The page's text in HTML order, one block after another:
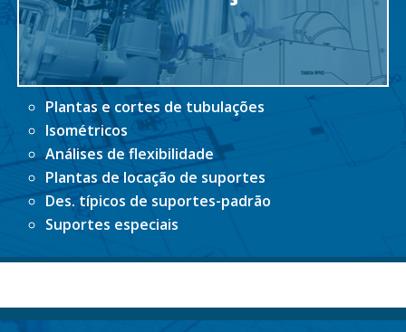
Plantas e cortes de tubulações
Isométricos
Análises de flexibilidade
Plantas de locação de suportes
Des. típicos de suportes-padrão
Suportes especiais